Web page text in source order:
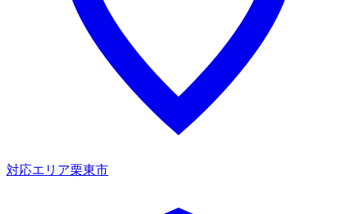
対応エリア栗東市